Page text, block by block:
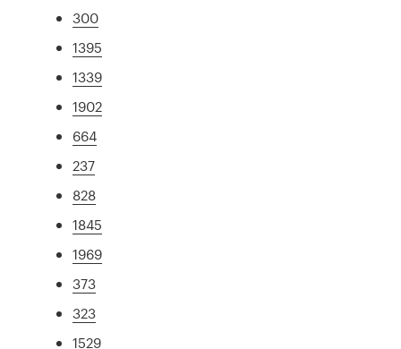
300
1395
1339
1902
664
237
828
1845
1969
373
323
1529